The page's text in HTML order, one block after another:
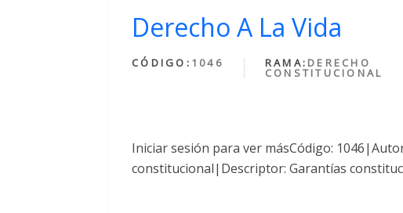
Derecho A La Vida
CÓDIGO: 1046 RAMA: DERECHO
CONSTITUCIONAL
Iniciar sesión para ver másCódigo:
constitucional|Descriptor: Garantías